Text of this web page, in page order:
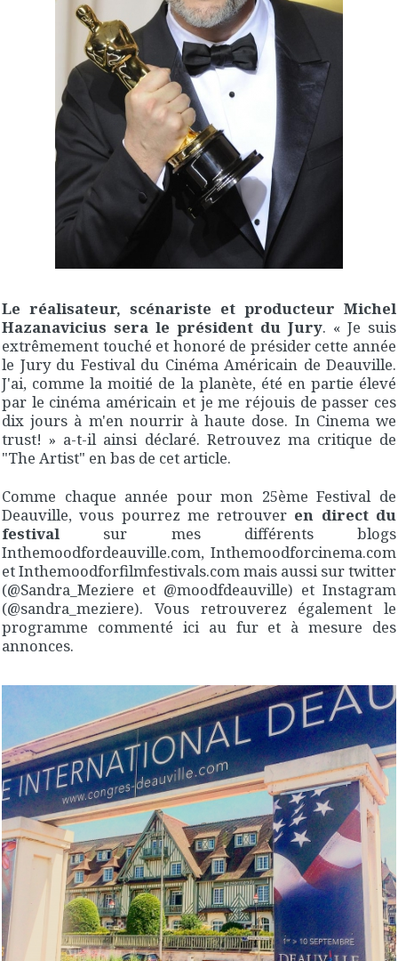
Le réalisateur, scénariste et producteur Michel
Hazanavicius sera le président du Jury. « Je suis
extrêmement touché et honoré de présider cette année
le Jury du Festival du Cinéma Américain de Deauville.
J'ai, comme la moitié de la planète, été en partie élevé
par le cinéma américain et je me réjouis de passer ces
dix jours à m'en nourrir à haute dose. In Cinema we
trust! » a-t-il ainsi déclaré. Retrouvez ma critique de
"The Artist" en bas de cet article.
Comme chaque année pour mon 25ème Festival de
Deauville, vous pourrez me retrouver en direct du
festival sur mes différents blogs
Inthemoodfordeauville.com, Inthemoodforcinema.com
et Inthemoodforfilmfestivals.com mais aussi sur twitter
(@Sandra_Meziere et @moodfdeauville) et Instagram
(@sandra_meziere). Vous retrouverez également le
programme commenté ici au fur et à mesure des
annonces.